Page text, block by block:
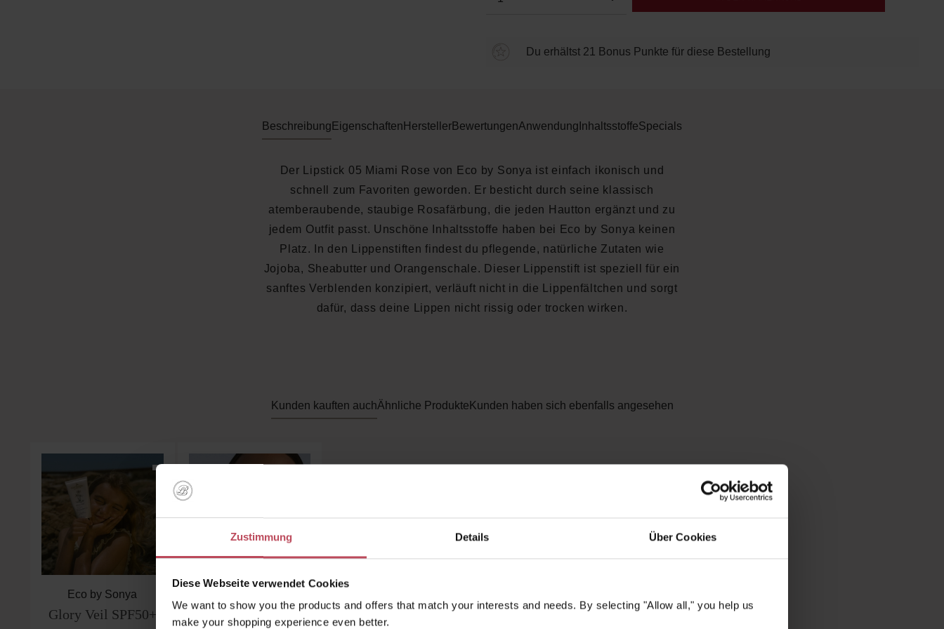
Zustimmung Details Über Cookies
Diese Webseite verwendet Cookies
We want to show you the products and offers that match your interests and needs. By selecting "Allow all," you help us
make your shopping experience even better.
Du erhältst 21 Bonus Punkte für diese Bestellung
Beschreibung Eigenschaften HerstellerBewertungenAnwendung InhaltsstoffeSpecials
Der Lipstick 05 Miami Rose von Eco by Sonya ist einfach ikonisch und
schnell zum Favoriten geworden. Er besticht durch seine klassisch
atemberaubende, staubige Rosafärbung, die jeden Hautton ergänzt und zu
jedem Outfit passt. Unschöne Inhaltsstoffe haben bei Eco by Sonya keinen
Platz. In den Lippenstiften findest du pflegende, natürliche Zutaten wie
Jojoba, Sheabutter und Orangenschale. Dieser Lippenstift ist speziell für ein
sanftes Verblenden konzipiert, verläuft nicht in die Lippenfältchen und sorgt
dafür, dass deine Lippen nicht rissig oder trocken wirken.
Kunden kauften auchÄhnliche Produkte Kunden haben sich ebenfalls angesehen
Eco by Sonya
Glory Veil SPF50+ Glory Lips